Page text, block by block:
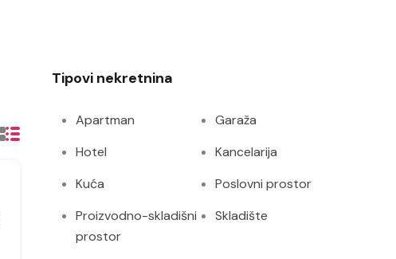
Tipovi nekretnina
Apartman
Garaža
Hotel
Kancelarija
Kuća
Poslovni prostor
Proizvodno-skladišni
prostor
Skladište